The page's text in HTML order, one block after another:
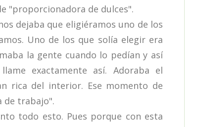
"proporcionadora de dulces".
dejaba que eligiéramos uno de los
Uno de los que solía elegir era
la gente cuando lo pedían y así
exactamente así. Adoraba el
rica del interior. Ese momento de
de trabajo".
todo esto. Pues porque con esta